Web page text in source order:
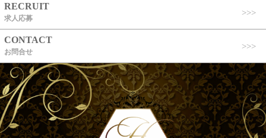
RECRUIT
求人応募
CONTACT
お問合せ